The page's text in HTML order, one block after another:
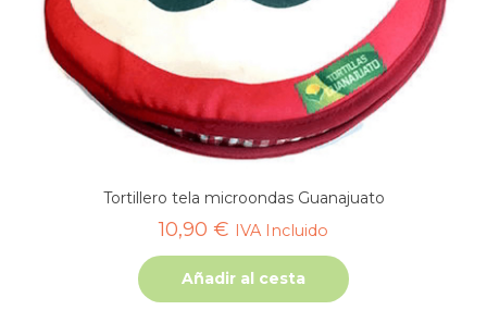
Tortillero tela microondas Guanajuato
10,90 € IVA Incluido
Añadir al cesta